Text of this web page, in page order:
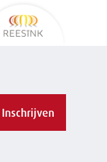
Inschrijven